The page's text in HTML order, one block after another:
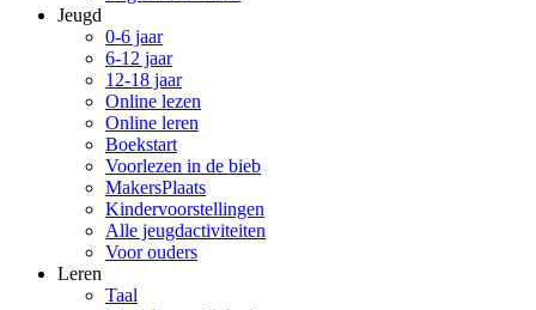
Jeugd
0-6 jaar
6-12 jaar
12-18 jaar
Online lezen
Online leren
Boekstart
Voorlezen in de bieb
MakersPlaats
Kindervoorstellingen
Alle jeugdactiviteiten
Voor ouders
Leren
Taal